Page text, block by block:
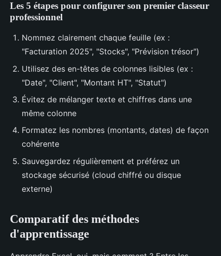
Les 5 étapes pour configurer son premier classeur
professionnel
Nommez clairement chaque feuille (ex :
"Facturation 2025", "Stocks", "Prévision trésor")
Utilisez des en-têtes de colonnes lisibles (ex :
"Date", "Client", "Montant HT", "Statut")
Évitez de mélanger texte et chiffres dans une
même colonne
Formatez les nombres (montants, dates) de façon
cohérente
Sauvegardez régulièrement et préférez un
stockage sécurisé (cloud chiffré ou disque
externe)
Comparatif des méthodes
d'apprentissage